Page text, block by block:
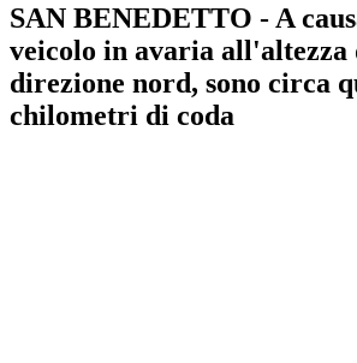
SAN BENEDETTO - A
veicolo in avaria all'altezza
direzione nord, sono circa
chilometri di coda